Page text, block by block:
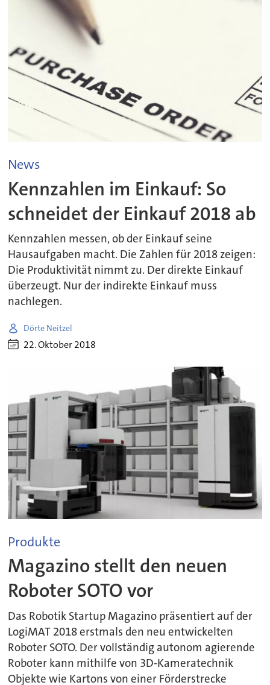
News
Kennzahlen im Einkauf: So
schneidet der Einkauf 2018 ab
Kennzahlen messen, ob der Einkauf seine
Hausaufgaben macht. Die Zahlen für 2018 zeigen:
Die Produktivität nimmt zu. Der direkte Einkauf
überzeugt. Nur der indirekte Einkauf muss
nachlegen.
Dörte Neitzel
22. Oktober 2018
Produkte
Magazino stellt den neuen
Roboter SOTO vor
Das Robotik Startup Magazino präsentiert auf der
LogiMAT 2018 erstmals den neu entwickelten
Roboter SOTO. Der vollständig autonom agierende
Roboter kann mithilfe von 3D-Kameratechnik
Objekte wie Kartons von einer Förderstrecke